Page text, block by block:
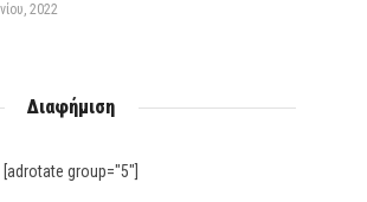
2022
Διαφήμιση
[adrotate group="5"]